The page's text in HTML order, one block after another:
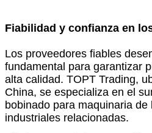
Fiabilidad y confianza en
Los proveedores fiables
fundamental para garantizar
alta calidad. TOPT Trading,
China, se especializa en el
bobinado para maquinaria
industriales relacionadas.